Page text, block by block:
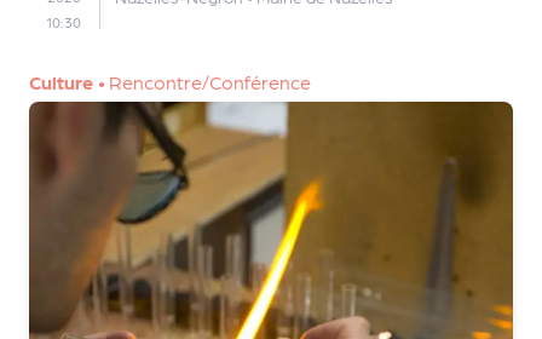
10:30
Culture • Rencontre/Conférence
e
e
r